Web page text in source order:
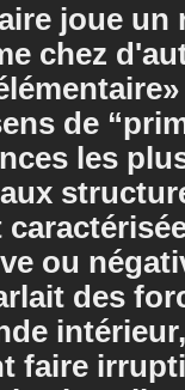
joue un
chez
de
les
ou
des
faire